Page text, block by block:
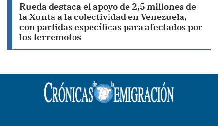
Rueda destaca el apoyo de 2,5 millones de
la Xunta a la colectividad en Venezuela,
con partidas específicas para afectados por
los terremotos